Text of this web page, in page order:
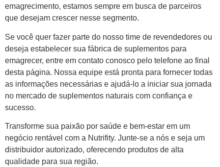
emagrecimento, estamos sempre em busca de parceiros
que desejam crescer nesse segmento.
Se você quer fazer parte do nosso time de revendedores ou
deseja estabelecer sua fábrica de suplementos para
emagrecer, entre em contato conosco pelo telefone ao final
desta página. Nossa equipe está pronta para fornecer todas
as informações necessárias e ajudá-lo a iniciar sua jornada
no mercado de suplementos naturais com confiança e
sucesso.
Transforme sua paixão por saúde e bem-estar em um
negócio rentável com a Nutrifity. Junte-se a nós e seja um
distribuidor autorizado, oferecendo produtos de alta
qualidade para sua região.